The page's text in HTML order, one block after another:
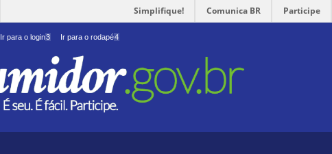
Simplifique! Comunica BR Participe
Ir para o login3 Ir para o rodapé4